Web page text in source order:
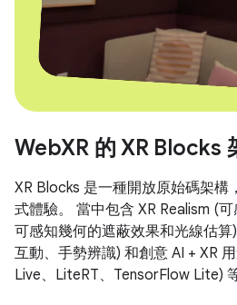
WebXR 的 XR Blocks
XR Blocks 是一種開放原始碼架構
式體驗。 當中包含 XR Realism (可
可感知幾何的遮蔽效果和光線估
互動、手勢辨識) 和創意 AI + XR
Live、LiteRT、TensorFlow Lite)